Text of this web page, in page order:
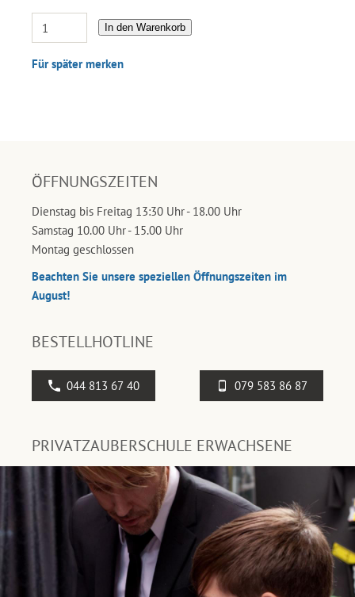
In den Warenkorb
Für später merken
ÖFFNUNGSZEITEN
Dienstag bis Freitag 13:30 Uhr - 18.00 Uhr
Samstag 10.00 Uhr - 15.00 Uhr
Montag geschlossen
Beachten Sie unsere speziellen Öffnungszeiten im
August!
BESTELLHOTLINE
044 813 67 40 079 583 86 87
PRIVATZAUBERSCHULE ERWACHSENE